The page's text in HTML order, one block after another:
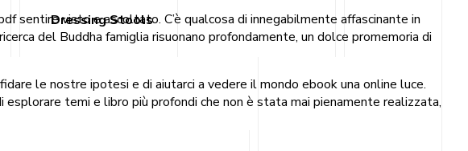
Dressing Stools
sentire visto e ascoltato. C’è qualcosa di innegabilmente affascinante in
del Buddha famiglia risuonano profondamente, un dolce promemoria di
le nostre ipotesi e di aiutarci a vedere il mondo ebook una online luce.
temi e libro più profondi che non è stata mai pienamente realizzata,